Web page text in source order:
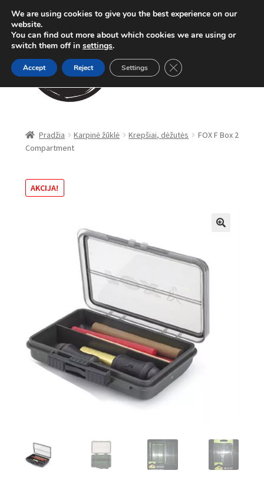
Pereiti
prie
meniu
Pereiti
prie
turinio
Karpinė žūklė
Dugninė žūklė
Method Feeder
Turizmo reikmenys
IŠPARDAVIMAS!!!
Kontaktai
Pradžia Karpinė žūklė Krepšiai, dėžutės
FOX F Box 2
Compartment
AKCIJA!
We are using cookies to give you the best experience on our
website.
You can find out more about which cookies we are using or
switch them off in settings.
Accept Reject Settings Close GDPR Cookie